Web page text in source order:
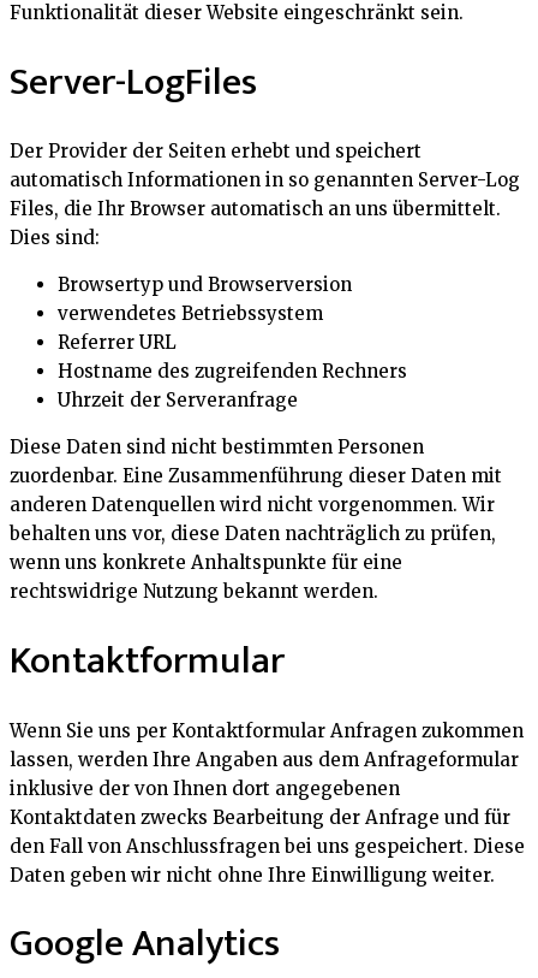
Funktionalität dieser Website eingeschränkt sein.
Server-LogFiles
Der Provider der Seiten erhebt und speichert
automatisch Informationen in so genannten Server-Log
Files, die Ihr Browser automatisch an uns übermittelt.
Dies sind:
Browsertyp und Browserversion
verwendetes Betriebssystem
Referrer URL
Hostname des zugreifenden Rechners
Uhrzeit der Serveranfrage
Diese Daten sind nicht bestimmten Personen
zuordenbar. Eine Zusammenführung dieser Daten mit
anderen Datenquellen wird nicht vorgenommen. Wir
behalten uns vor, diese Daten nachträglich zu prüfen,
wenn uns konkrete Anhaltspunkte für eine
rechtswidrige Nutzung bekannt werden.
Kontaktformular
Wenn Sie uns per Kontaktformular Anfragen zukommen
lassen, werden Ihre Angaben aus dem Anfrageformular
inklusive der von Ihnen dort angegebenen
Kontaktdaten zwecks Bearbeitung der Anfrage und für
den Fall von Anschlussfragen bei uns gespeichert. Diese
Daten geben wir nicht ohne Ihre Einwilligung weiter.
Google Analytics